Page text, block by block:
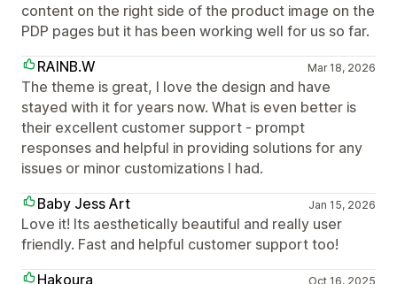
content on the right side of the product image on the
PDP pages but it has been working well for us so far.
RAINB.W
Mar 18, 2026
The theme is great, I love the design and have
stayed with it for years now. What is even better is
their excellent customer support - prompt
responses and helpful in providing solutions for any
issues or minor customizations I had.
Baby Jess Art
Jan 15, 2026
Love it! Its aesthetically beautiful and really user
friendly. Fast and helpful customer support too!
Hakoura
Oct 16, 2025